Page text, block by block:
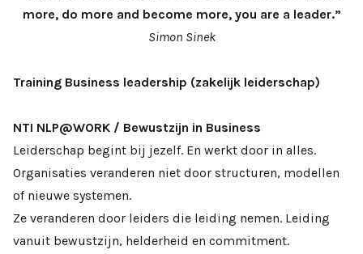
more, do more and become more, you are a leader.”
Simon Sinek
Training Business leadership (zakelijk leiderschap)
NTI NLP@WORK / Bewustzijn in Business
Leiderschap begint bij jezelf. En werkt door in alles.
Organisaties veranderen niet door structuren, modellen
of nieuwe systemen.
Ze veranderen door leiders die leiding nemen. Leiding
vanuit bewustzijn, helderheid en commitment.